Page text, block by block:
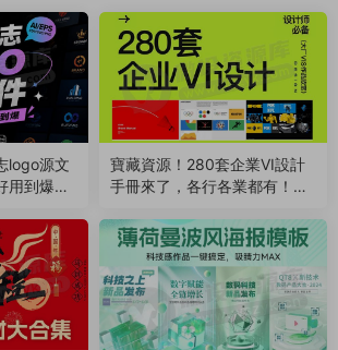
logo源文
用到爆！
寶藏資源！280套企業VI設計
手冊來了，各行各業都有！附